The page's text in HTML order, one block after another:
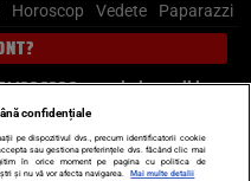
Horoscop Vedete Paparazzi
sau trimite mail la
Politică
confidențiale
pe dispozitivul dvs., precum identificatorii cookie
sau gestiona preferințele dvs. făcând clic mai
în orice moment pe pagina cu politica de
și nu vă vor afecta navigarea.
Mai multe detalii